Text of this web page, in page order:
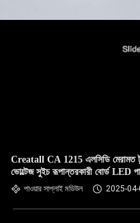
Creatall CA 1215 এলসিডি মেরামত
ভোল্টেজ সুইচ রূপান্তরকারী বোর্ড LED
পাওয়ার সাপ্লাই মডিউল 2025-04-